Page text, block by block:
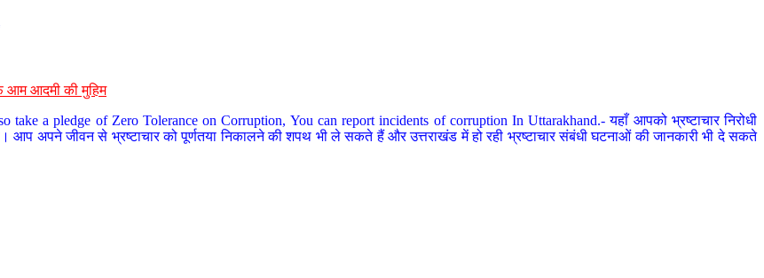
आम आदमी की मुहिम
a pledge of Zero Tolerance on Corruption, You can report incidents of corruption In Uttarakhand.- यहाँ आपको भ्रष्टाचार निरोधी
आप अपने जीवन से भ्रष्टाचार को पूर्णतया निकालने की शपथ भी ले सकते हैं और उत्तराखंड में हो रही भ्रष्टाचार संबंधी घटनाओं की जानकारी भी दे सकते